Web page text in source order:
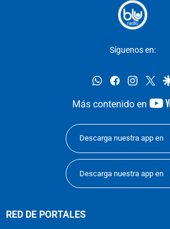
Síguenos en:
whatsappfacebook
Más contenido en
Descarga nuestra app en
Descarga nuestra app en
RED DE PORTALES